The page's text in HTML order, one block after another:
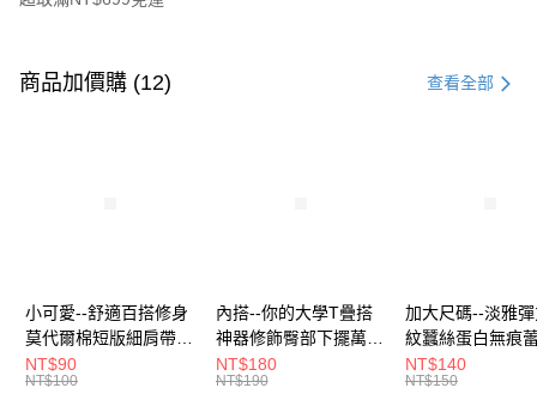
信用卡一次付款
悠遊付
Google Pay
全盈+PAY
商品加價購 (12) 查看全部
小可愛--舒適百搭修身
莫代爾棉短版細肩帶素
色背心(白.黑.灰L-2L)-
U582眼圈熊中大尺碼
NT$90
NT$100
內搭--你的大學T疊搭
神器修飾臀部下擺萬用
內搭裙/遮臀裙(黑2L-
6L)-Q155眼圈熊中大
NT$180
NT$190
加大尺碼--淡雅
紋蠶絲蛋白無痕
角內褲(白.粉.藍.
3L)-L28眼圈熊中
NT$140
NT$150